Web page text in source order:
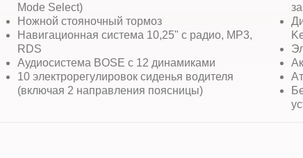
Mode Select)
Ножной стояночный тормоз
Навигационная система 10,25" с радио, MP3,
RDS
Аудиосистема BOSE c 12 динамиками
10 электрорегулировок сиденья водителя
(включая 2 направления поясницы)